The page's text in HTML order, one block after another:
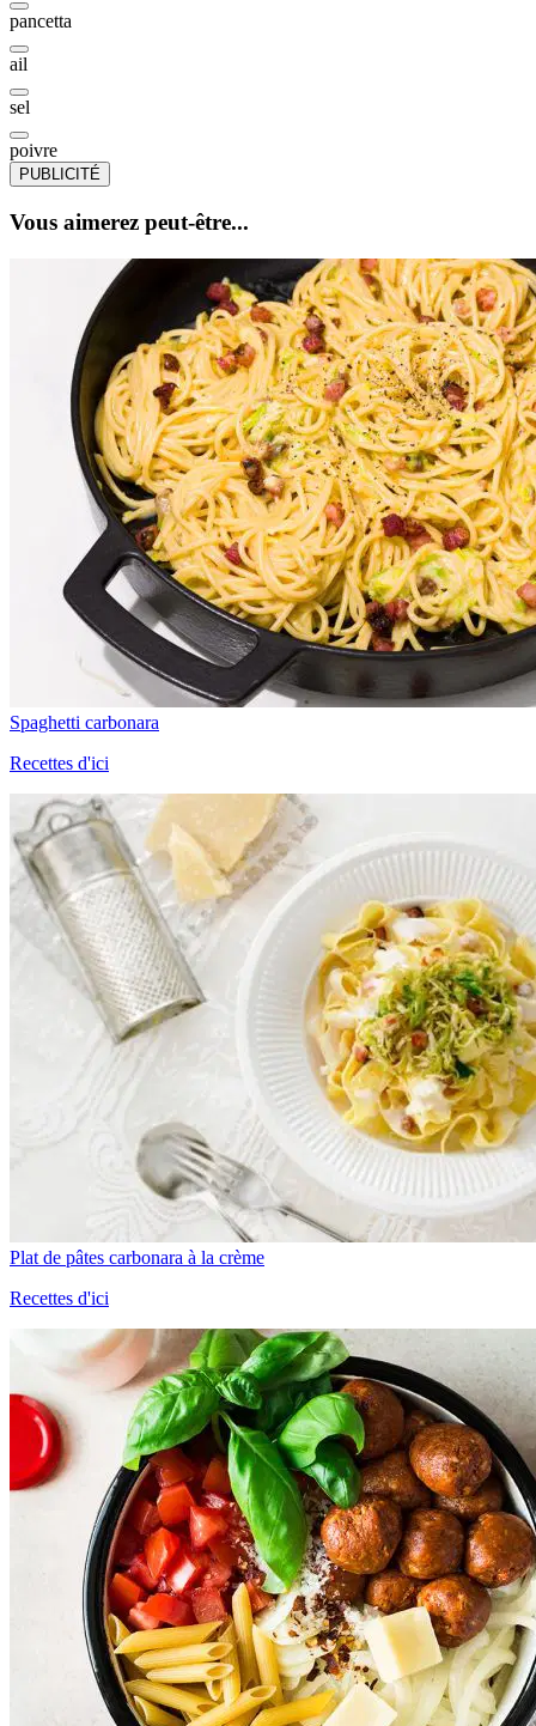
pancetta
ail
sel
poivre
PUBLICITÉ
Vous aimerez peut-être...
Spaghetti carbonara
Recettes d'ici
Plat de pâtes carbonara à la crème
Recettes d'ici